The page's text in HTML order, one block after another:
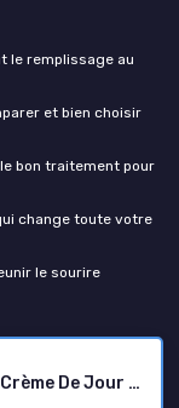
Trousse Visage Gentiane Bleue : Crème De Jour + Élixir – Soin Anti-Âge Femme 50+ Peaux Matures, Redensifiant, Collagen+ Active Complex, Crème Anti Rides, Vegan NATRUE, 40ml+30ml
le remplissage au
et bien choisir
bon traitement pour
change toute votre
le sourire